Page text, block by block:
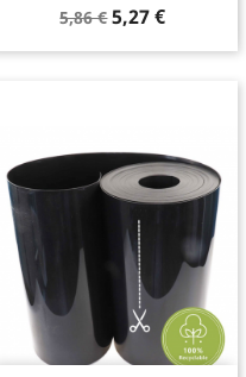
Prix
base
5,86 €Prix
5,27 €